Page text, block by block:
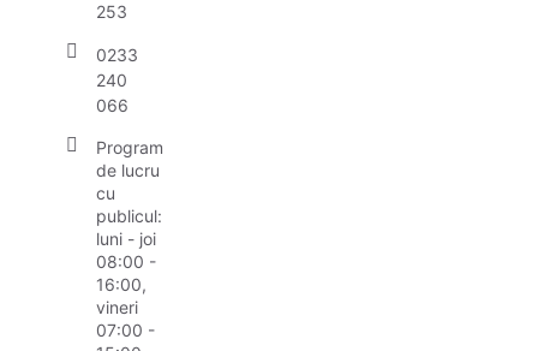
253
0233
240
066
Program
de lucru
cu
publicul:
luni - joi
08:00 -
16:00,
vineri
07:00 -